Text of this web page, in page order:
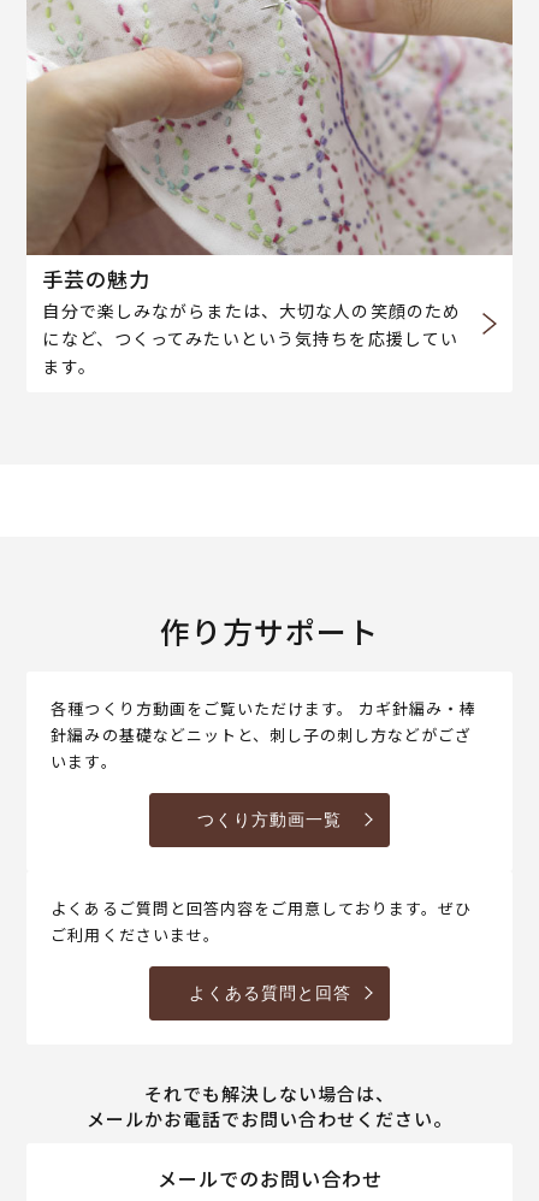
手芸の魅力
自分で楽しみながらまたは、大切な人の笑顔のため
になど、つくってみたいという気持ちを応援してい
ます。
作り方サポート
各種つくり方動画をご覧いただけます。 カギ針編み・棒
針編みの基礎などニットと、刺し子の刺し方などがござ
います。
つくり方動画一覧
よくあるご質問と回答内容をご用意しております。ぜひ
ご利用くださいませ。
よくある質問と回答
それでも解決しない場合は、
メールかお電話でお問い合わせください。
メールでのお問い合わせ